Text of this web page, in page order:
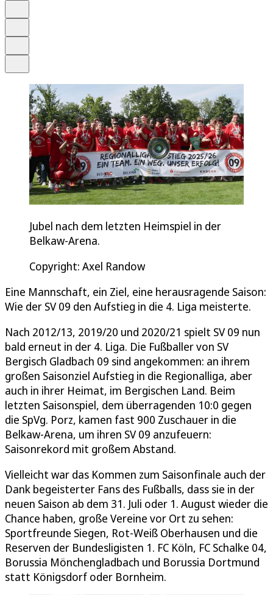
Jubel nach dem letzten Heimspiel in der
Belkaw-Arena.
Copyright: Axel Randow
Eine Mannschaft, ein Ziel, eine herausragende Saison:
Wie der SV 09 den Aufstieg in die 4. Liga meisterte.
Nach 2012/13, 2019/20 und 2020/21 spielt SV 09 nun
bald erneut in der 4. Liga. Die Fußballer von SV
Bergisch Gladbach 09 sind angekommen: an ihrem
großen Saisonziel Aufstieg in die Regionalliga, aber
auch in ihrer Heimat, im Bergischen Land. Beim
letzten Saisonspiel, dem überragenden 10:0 gegen
die SpVg. Porz, kamen fast 900 Zuschauer in die
Belkaw-Arena, um ihren SV 09 anzufeuern:
Saisonrekord mit großem Abstand.
Vielleicht war das Kommen zum Saisonfinale auch der
Dank begeisterter Fans des Fußballs, dass sie in der
neuen Saison ab dem 31. Juli oder 1. August wieder die
Chance haben, große Vereine vor Ort zu sehen:
Sportfreunde Siegen, Rot-Weiß Oberhausen und die
Reserven der Bundesligisten 1. FC Köln, FC Schalke 04,
Borussia Mönchengladbach und Borussia Dortmund
statt Königsdorf oder Bornheim.